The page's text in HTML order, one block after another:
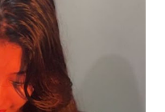
idioms before your
to find the
ki." We are here to
Whether you are a
Adhikari Salary